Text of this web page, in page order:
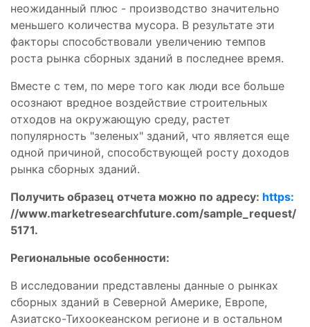
неожиданный плюс - производство значительно
меньшего количества мусора. В результате эти
факторы способствовали увеличению темпов
роста рынка сборных зданий в последнее время.
Вместе с тем, по мере того как люди все больше
осознают вредное воздействие строительных
отходов на окружающую среду, растет
популярность "зеленых" зданий, что является еще
одной причиной, способствующей росту доходов
рынка сборных зданий.
Получить образец отчета можно по адресу: https:
//www.marketresearchfuture.com/sample_request/
5171.
Региональные особенности:
В исследовании представлены данные о рынках
сборных зданий в Северной Америке, Европе,
Азиатско-Тихоокеанском регионе и в остальном